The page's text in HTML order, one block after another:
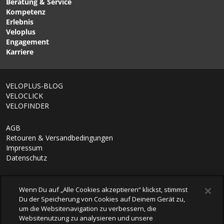
für PIKE, LYRIK, YARI,
BOXXER / schwarz von
ROCKSHOX
Kompetenz
Erlebnis
Veloplus
Engagement
Karriere
VELOPLUS-BLOG
VELOCLICK
VELOFINDER
AGB
Retouren & Versandbedingungen
Impressum
Datenschutz
Wenn Du auf „Alle Cookies akzeptieren“ klickst, stimmst
Du der Speicherung von Cookies auf Deinem Gerät zu,
um die Websitenavigation zu verbessern, die
Websitenutzung zu analysieren und unsere